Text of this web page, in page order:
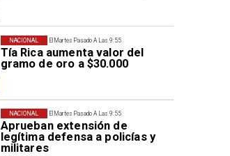
El Martes Pasado A Las 9:55
Tía Rica aumenta valor del
gramo de oro a $30.000
NACIONAL
El Martes Pasado A Las 9:55
Aprueban extensión de
legítima defensa a policías y
militares
NACIONAL